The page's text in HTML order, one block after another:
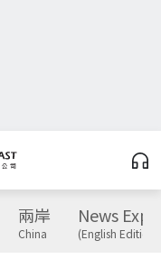
兩岸
China
News
(English Edition)